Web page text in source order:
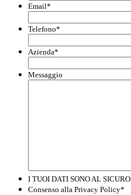
Email*
Telefono*
Azienda*
Messaggio
I TUOI DATI SONO AL SICURO
Consenso alla Privacy Policy*